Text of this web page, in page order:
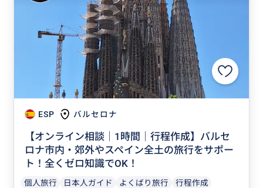
ESP バルセロナ
【オンライン相談｜1時間｜行程作成】バルセ
ロナ市内・郊外やスペイン全土の旅行をサポー
ト！全くゼロ知識でOK！
個人旅行 日本人ガイド よくばり旅行 行程作成